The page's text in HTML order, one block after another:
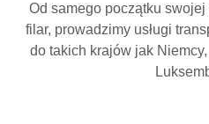
Od samego początku swojej
filar, prowadzimy usługi
do takich krajów jak